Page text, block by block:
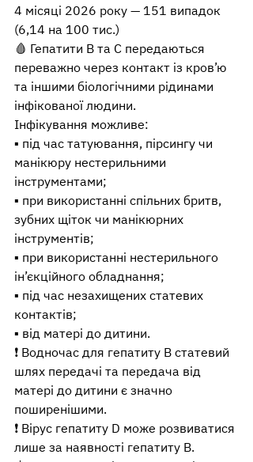
4 місяці 2026 року — 151 випадок
(6,14 на 100 тис.)
🩸 Гепатити B та C передаються
переважно через контакт із кров’ю
та іншими біологічними рідинами
інфікованої людини.
Інфікування можливе:
▪️ під час татуювання, пірсингу чи
манікюру нестерильними
інструментами;
▪️ при використанні спільних бритв,
зубних щіток чи манікюрних
інструментів;
▪️ при використанні нестерильного
ін’єкційного обладнання;
▪️ під час незахищених статевих
контактів;
▪️ від матері до дитини.
❗ Водночас для гепатиту B статевий
шлях передачі та передача від
матері до дитини є значно
поширенішими.
❗ Вірус гепатиту D може розвиватися
лише за наявності гепатиту B.